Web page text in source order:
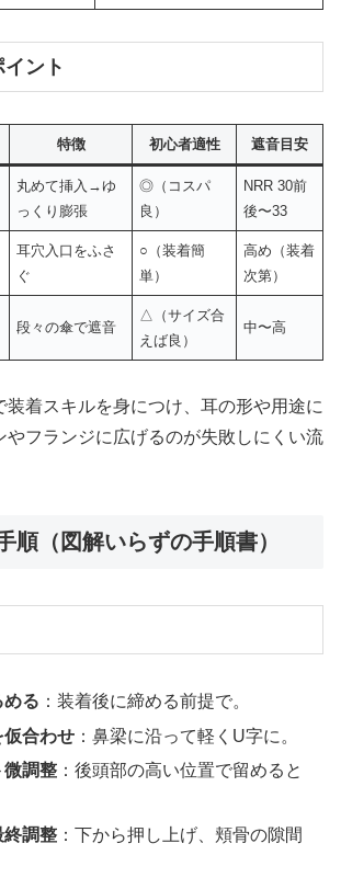
ント
特徴 初心者適性 遮音目安
丸めて挿入→ゆ
っくり膨張
◎（コスパ
良）
NRR 30前
後〜33
耳穴入口をふさ
ぐ
○（装着簡
単）
高め（装着
次第）
段々の傘で遮音
△（サイズ合
えば良）
中〜高
装着スキルを身につけ、耳の形や用途に
やフランジに広げるのが失敗しにくい流
順（図解いらずの手順書）
める ：装着後に締める前提で。
仮合わせ ：鼻梁に沿って軽くU字に。
調整 ：後頭部の高い位置で留めると
終調整 ：下から押し上げ、頬骨の隙間